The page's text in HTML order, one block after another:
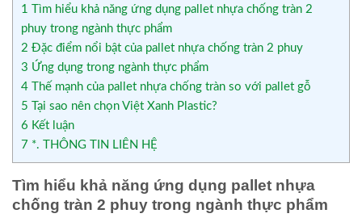
1 Tìm hiểu khả năng ứng dụng pallet nhựa chống tràn 2
phuy trong ngành thực phẩm
2 Đặc điểm nổi bật của pallet nhựa chống tràn 2 phuy
3 Ứng dụng trong ngành thực phẩm
4 Thế mạnh của pallet nhựa chống tràn so với pallet gỗ
5 Tại sao nên chọn Việt Xanh Plastic?
6 Kết luận
7 *. THÔNG TIN LIÊN HỆ
Tìm hiểu khả năng ứng dụng pallet nhựa
chống tràn 2 phuy trong ngành thực phẩm